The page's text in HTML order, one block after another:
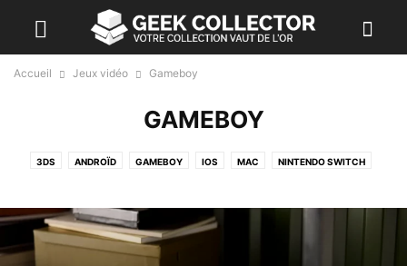
Accueil Jeux vidéo Gameboy
GAMEBOY
3DS ANDROÏD GAMEBOY IOS MAC NINTENDO SWITCH
PS4 PS4 PRO PS5 PSVITA WII U XBOX 360 XBOX ONE
XBOX SERIES X